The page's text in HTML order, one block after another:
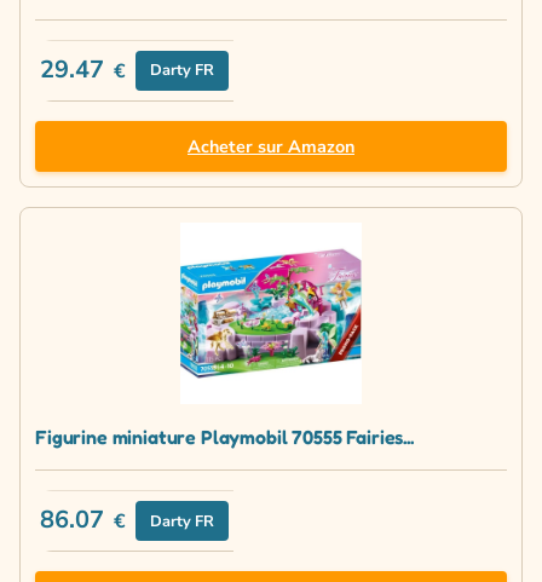
29.47 € Darty FR
Acheter sur Amazon
Figurine miniature Playmobil 70555 Fairies...
86.07 € Darty FR